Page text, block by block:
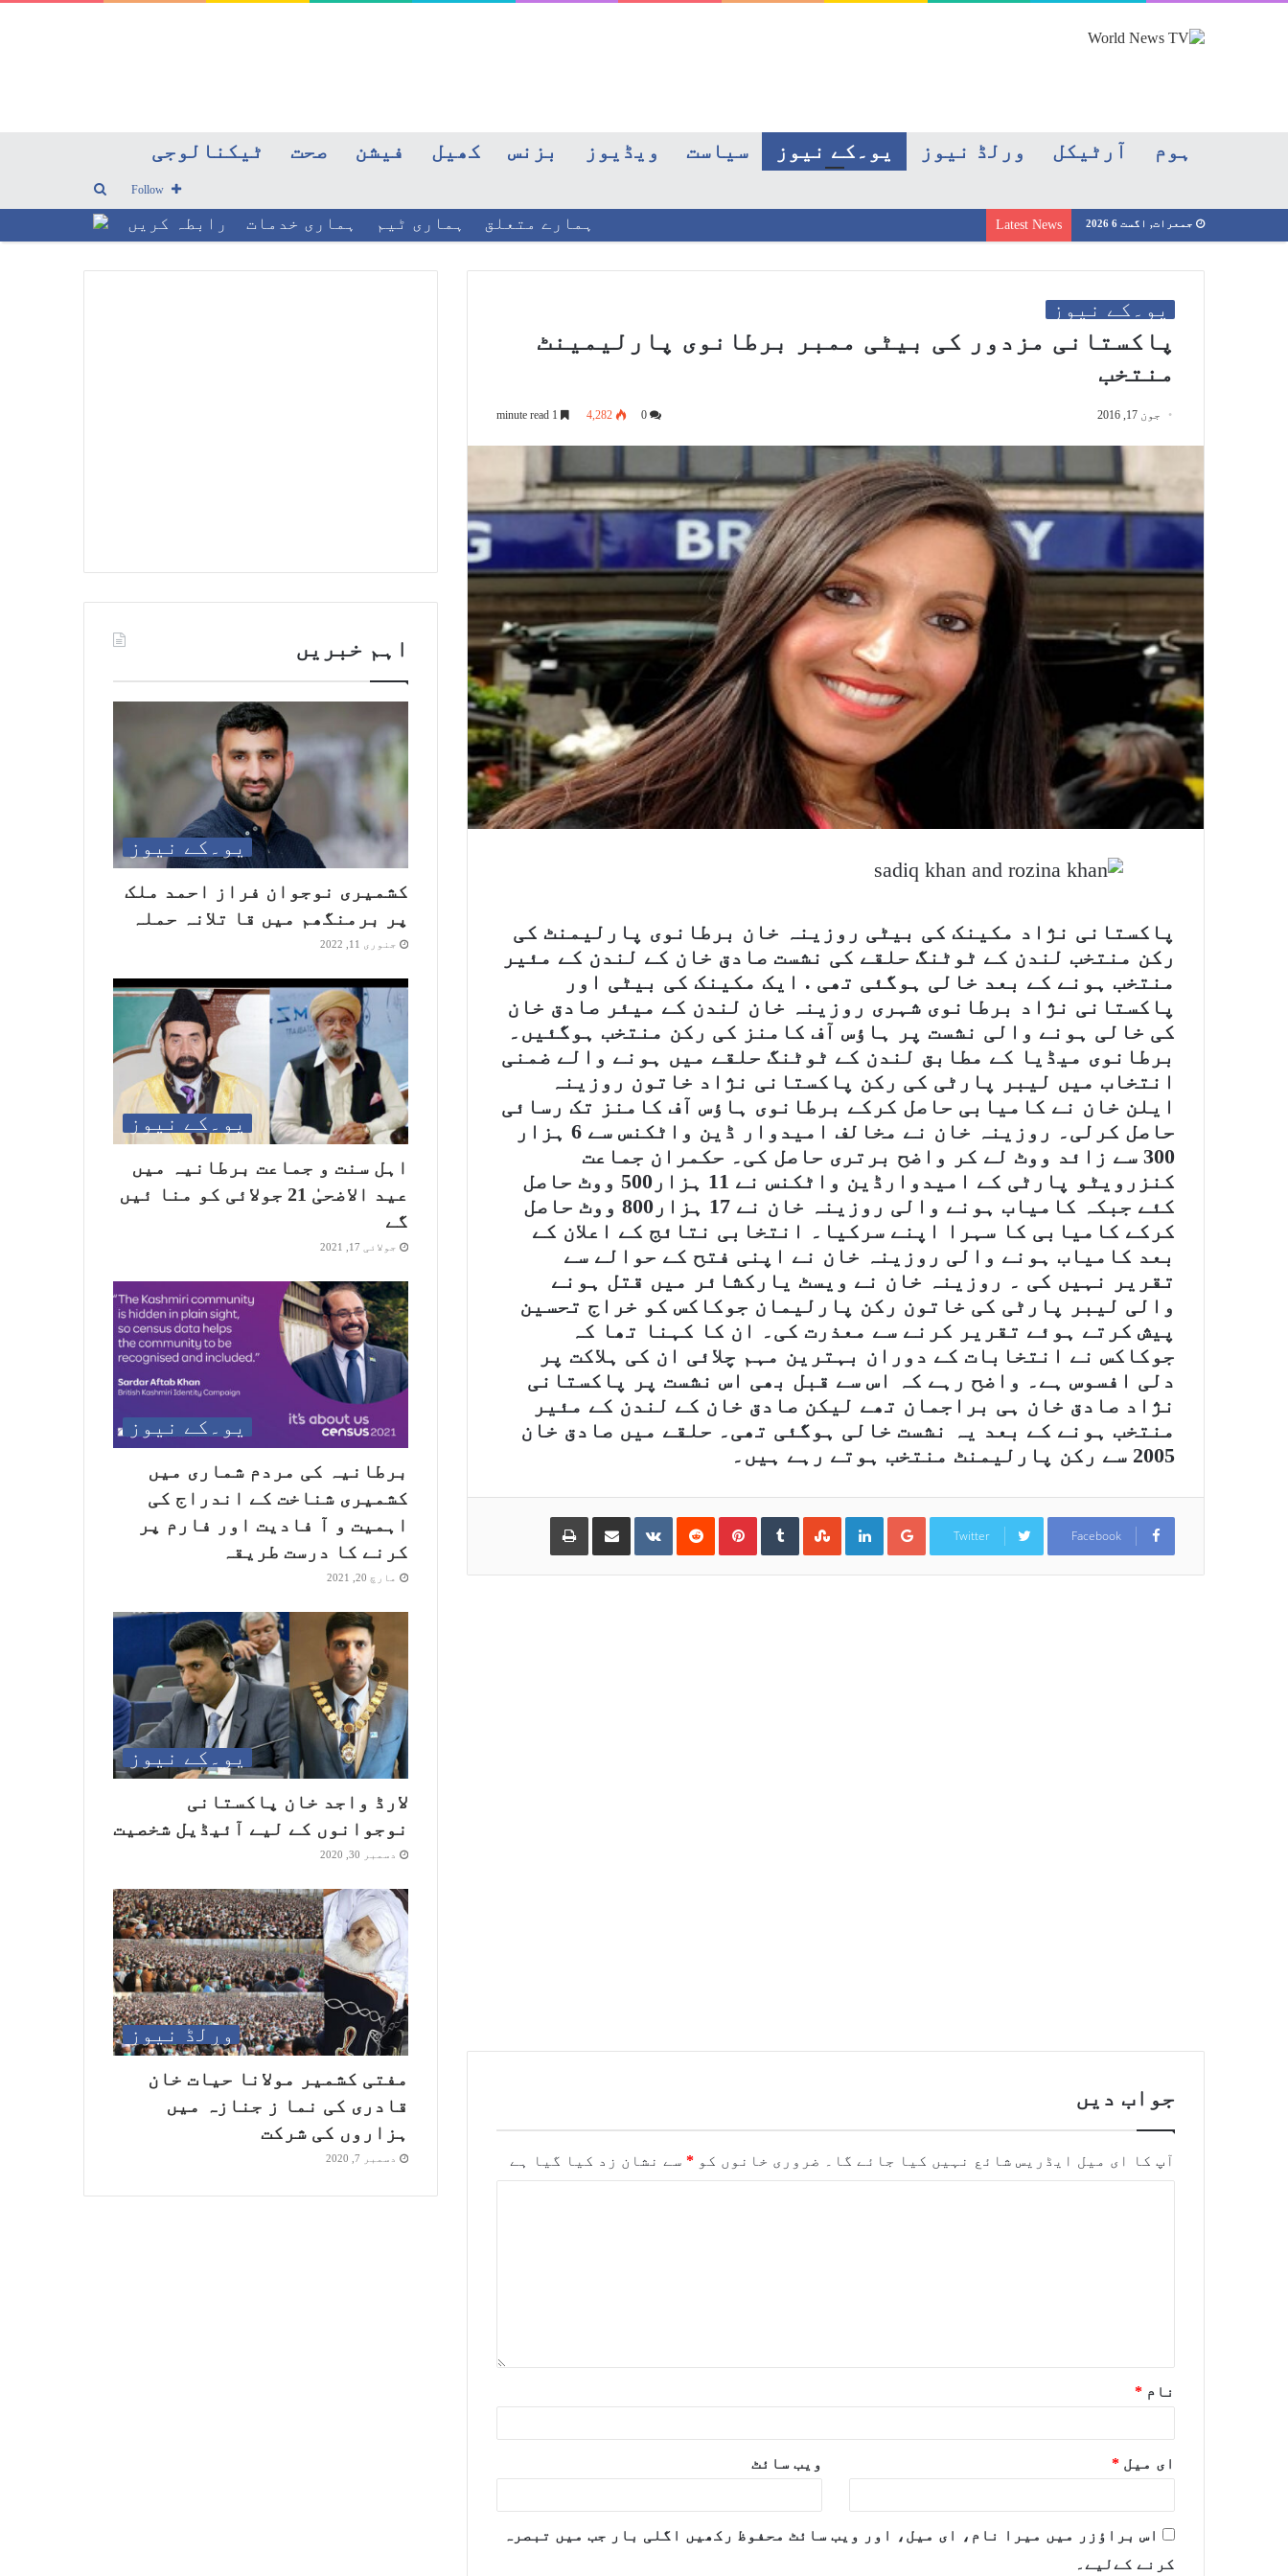
ہوم آرٹیکل ورلڈ نیوز یو۔کے نیوز سیاست ویڈیوز بزنس کھیل فیشن صحت ٹیکنالوجی
Search
for
Follow
جمعرات, اگست 6 2026 Latest News ہمارے متعلق ہماری ٹیم ہماری خدمات رابطہ کریں
یو۔کے نیوز
پاکستانی مزدور کی بیٹی ممبر برطانوی پارلیمینٹ
منتخب
جون 17, 2016 4,282
پاکستانی نژاد مکینک کی بیٹی روزینہ خان برطانوی پارلیمنٹ کی
رکن منتخب لندن کے ٹوٹنگ حلقے کی نشست صادق خان کے لندن کے مئیر
منتخب ہونے کے بعد خالی ہوگئی تھی . ایک مکینک کی بیٹی اور
پاکستانی نژاد برطانوی شہری روزینہ خان لندن کے میئر صادق خان
کی خالی ہونے والی نشست پر ہاؤس آف کامنز کی رکن منتخب ہوگئیں۔
برطانوی میڈیا کے مطابق لندن کے ٹوٹنگ حلقے میں ہونے والے ضمنی
انتخاب میں لیبر پارٹی کی رکن پاکستانی نژاد خاتون روزینہ
ایلن خان نے کامیابی حاصل کرکے برطانوی ہاؤس آف کامنز تک رسائی
حاصل کرلی۔ روزینہ خان نے مخالف امیدوار ڈین واٹکنس سے 6 ہزار
300 سے زائد ووٹ لے کر واضح برتری حاصل کی۔ حکمران جماعت
کنزرویٹو پارٹی کے امیدوارڈین واٹکنس نے 11 ہزار500 ووٹ حاصل
کئے جبکہ کامیاب ہونے والی روزینہ خان نے 17 ہزار800 ووٹ حاصل
کرکے کامیابی کا سہرا اپنے سرکیا۔ انتخابی نتائج کے اعلان کے
بعد کامیاب ہونے والی روزینہ خان نے اپنی فتح کے حوالے سے
تقریر نہیں کی ۔ روزینہ خان نے ویسٹ یارکشائر میں قتل ہونے
والی لیبر پارٹی کی خاتون رکن پارلیمان جوکاکس کو خراج تحسین
پیش کرتے ہوئے تقریر کرنے سے معذرت کی۔ ان کا کہنا تھا کہ
جوکاکس نے انتخابات کے دوران بہترین مہم چلائی ان کی ہلاکت پر
دلی افسوس ہے۔ واضح رہے کہ اس سے قبل بھی اس نشست پر پاکستانی
نژاد صادق خان ہی براجمان تھے لیکن صادق خان کے لندن کے مئیر
منتخب ہونے کے بعد یہ نشست خالی ہوگئی تھی۔ حلقے میں صادق خان
2005 سے رکن پارلیمنٹ منتخب ہوتے رہے ہیں۔
Facebook
Twitter
Google+
LinkedIn
StumbleUpon
Tumblr
Pinterest
Reddit
VKontakte
Share via Email
Print
جواب دیں
آپ کا ای میل ایڈریس شائع نہیں کیا جائے گا۔ ضروری خانوں کو * سے نشان زد کیا گیا ہے
نام *
ای میل * ویب‌ سائٹ
اس براؤزر میں میرا نام، ای میل، اور ویب سائٹ محفوظ رکھیں اگلی بار جب میں تبصرہ
کرنے کےلیے۔
اہم خبریں
یو۔کے نیوز
کشمیری نوجوان فراز احمد ملک
پر برمنگھم میں قا تلانہ حملہ
جنوری 11, 2022
یو۔کے نیوز
اہل سنت و جماعت برطانیہ میں
عید الاضحیٰ 21 جولائی کو منا ئیں
گے
جولائی 17, 2021
یو۔کے نیوز
برطانیہ کی مردم شماری میں
کشمیری شناخت کے اندراج کی
اہمیت و آ فادیت اور فارم پر
کرنے کا درست طریقہ
مارچ 20, 2021
یو۔کے نیوز
لارڈ واجد خان پاکستانی
نوجوانوں کے لیے آئیڈیل شخصیت
دسمبر 30, 2020
ورلڈ نیوز
مفتی کشمیر مولانا حیات خان
قادری کی نما ز جنازہ میں
ہزاروں کی شرکت
دسمبر 7, 2020